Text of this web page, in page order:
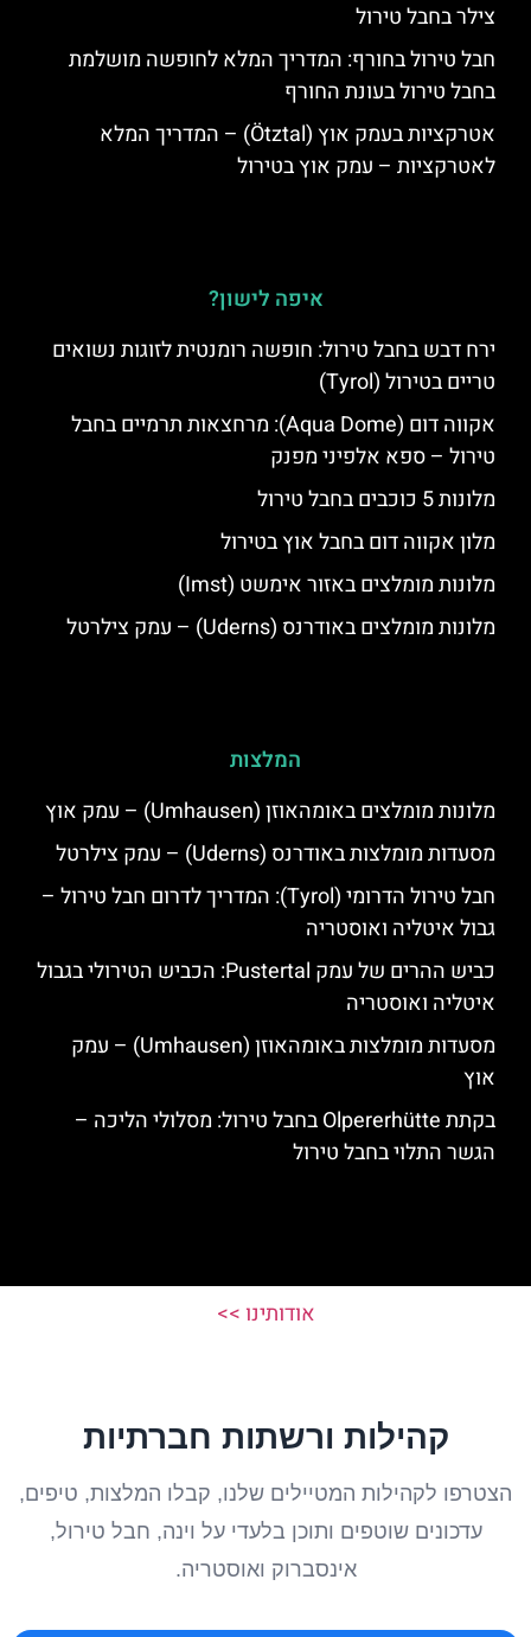
צילר בחבל טירול
חבל טירול בחורף: המדריך המלא לחופשה מושלמת
בחבל טירול בעונת החורף
אטרקציות בעמק אוץ (Ötztal) – המדריך המלא
לאטרקציות – עמק אוץ בטירול
איפה לישון?
ירח דבש בחבל טירול: חופשה רומנטית לזוגות נשואים
טריים בטירול (Tyrol)
אקווה דום (Aqua Dome): מרחצאות תרמיים בחבל
טירול – ספא אלפיני מפנק
מלונות 5 כוכבים בחבל טירול
מלון אקווה דום בחבל אוץ בטירול
מלונות מומלצים באזור אימשט (Imst)
מלונות מומלצים באודרנס (Uderns) – עמק צילרטל
המלצות
מלונות מומלצים באומהאוזן (Umhausen) – עמק אוץ
מסעדות מומלצות באודרנס (Uderns) – עמק צילרטל
חבל טירול הדרומי (Tyrol): המדריך לדרום חבל טירול –
גבול איטליה ואוסטריה
כביש ההרים של עמק Pustertal: הכביש הטירולי בגבול
איטליה ואוסטריה
מסעדות מומלצות באומהאוזן (Umhausen) – עמק
אוץ
בקתת Olpererhütte בחבל טירול: מסלולי הליכה –
הגשר התלוי בחבל טירול
אודותינו >>
קהילות ורשתות חברתיות
הצטרפו לקהילות המטיילים שלנו, קבלו המלצות, טיפים,
עדכונים שוטפים ותוכן בלעדי על וינה, חבל טירול,
אינסברוק ואוסטריה.